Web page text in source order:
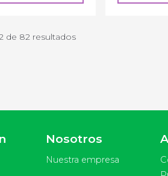
de 82 resultados
Nosotros
Nuestra empresa